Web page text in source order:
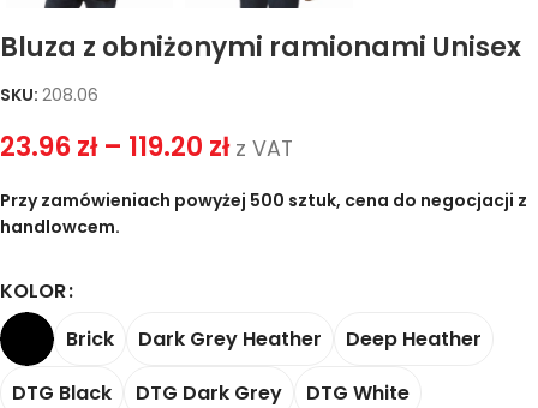
Bluza z obniżonymi ramionami Unisex
SKU: 208.06
23.96zł – 119.20 zł z VAT
Przy zamówieniach powyżej 500 sztuk, cena do negocjacji z
handlowcem.
KOLOR
Brick
Dark Grey Heather
Deep Heather
DTG Black
DTG Dark Grey
DTG White